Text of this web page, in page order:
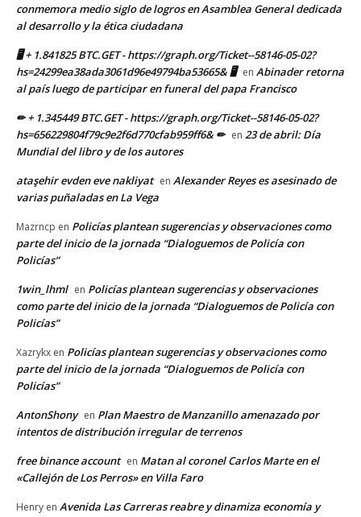
conmemora medio siglo de logros en Asamblea General dedicada
al desarrollo y la ética ciudadana
🖥 + 1.841825 BTC.GET - https://graph.org/Ticket--58146-05-02?
hs=24299ea38ada3061d96e49794ba53665& 🖥 en Abinader retorna
al país luego de participar en funeral del papa Francisco
✏ + 1.345449 BTC.GET - https://graph.org/Ticket--58146-05-02?
hs=656229804f79c9e2f6d770cfab959ff6& ✏ en 23 de abril: Día
Mundial del libro y de los autores
ataşehir evden eve nakliyat en Alexander Reyes es asesinado de
varias puñaladas en La Vega
Mazrncp en Policías plantean sugerencias y observaciones como
parte del inicio de la jornada “Dialoguemos de Policía con
Policías”
1win_lhml en Policías plantean sugerencias y observaciones
como parte del inicio de la jornada “Dialoguemos de Policía con
Policías”
Xazrykx en Policías plantean sugerencias y observaciones como
parte del inicio de la jornada “Dialoguemos de Policía con
Policías”
AntonShony en Plan Maestro de Manzanillo amenazado por
intentos de distribución irregular de terrenos
free binance account en Matan al coronel Carlos Marte en el
«Callejón de Los Perros» en Villa Faro
Henry en Avenida Las Carreras reabre y dinamiza economía y